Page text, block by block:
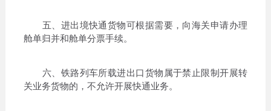
五、进出境快通货物可根据需要，向海关申请办理
舱单归并和舱单分票手续。
六、铁路列车所载进出口货物属于禁止限制开展转
关业务货物的，不允许开展快通业务。